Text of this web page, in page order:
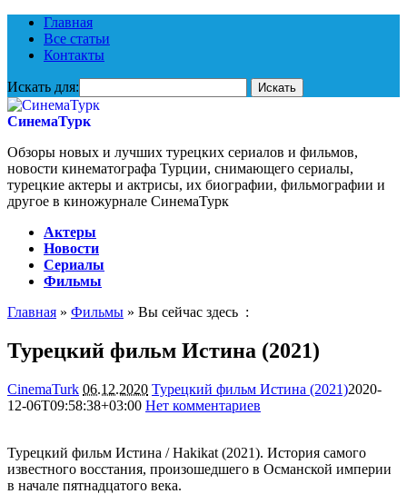
Главная
Все статьи
Контакты
Искать для:
СинемаТурк
Обзоры новых и лучших турецких сериалов и фильмов,
новости кинематографа Турции, снимающего сериалы,
турецкие актеры и актрисы, их биографии, фильмографии и
другое в киножурнале СинемаТурк
Актеры
Новости
Сериалы
Фильмы
Главная » Фильмы » Вы сейчас здесь :
Турецкий фильм Истина (2021)
CinemaTurk 06.12.2020 Турецкий фильм Истина (2021)2020-
12-06T09:58:38+03:00 Нет комментариев
Турецкий фильм Истина / Hakikat (2021). История самого
известного восстания, произошедшего в Османской империи
в начале пятнадцатого века.